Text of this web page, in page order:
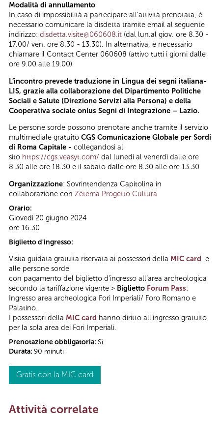
Modalità di annullamento
In caso di impossibilità a partecipare all’attività prenotata, è
necessario comunicare la disdetta tramite email al seguente
indirizzo: disdetta.visite@060608.it (dal lun.al giov. ore 8.30 -
17.00/ ven. ore 8.30 - 13.30). In alternativa, è necessario
chiamare il Contact Center 060608 (attivo tutti i giorni dalle
ore 9.00 alle 19.00)
L’incontro prevede traduzione in Lingua dei segni italiana-
LIS, grazie alla collaborazione del Dipartimento Politiche
Sociali e Salute (Direzione Servizi alla Persona) e della
Cooperativa sociale onlus Segni di Integrazione – Lazio.
Le persone sorde possono prenotare anche tramite il servizio
multimediale gratuito CGS Comunicazione Globale per Sordi
di Roma Capitale - collegandosi al
sito https://cgs.veasyt.com/ dal lunedì al venerdì dalle ore
8.30 alle ore 18.30 e il sabato dalle ore 8.30 alle ore 13.30
Organizzazione: Sovrintendenza Capitolina in
collaborazione con Zètema Progetto Cultura
Orario:
Giovedì 20 giugno 2024
ore 16.30
Biglietto d'ingresso:
Visita guidata gratuita riservata ai possessori della MIC card
e
alle persone sorde
con pagamento del biglietto d’ingresso all’area archeologica
secondo la tariffazione vigente > Biglietto Forum Pass:
Ingresso area archeologica Fori Imperiali/ Foro Romano e
Palatino.
I possessori della MIC card hanno diritto all'ingresso gratuito
per la sola area dei Fori Imperiali.
Prenotazione obbligatoria: Sì
Durata: 90 minuti
Gratis con la MIC card
Attività correlate